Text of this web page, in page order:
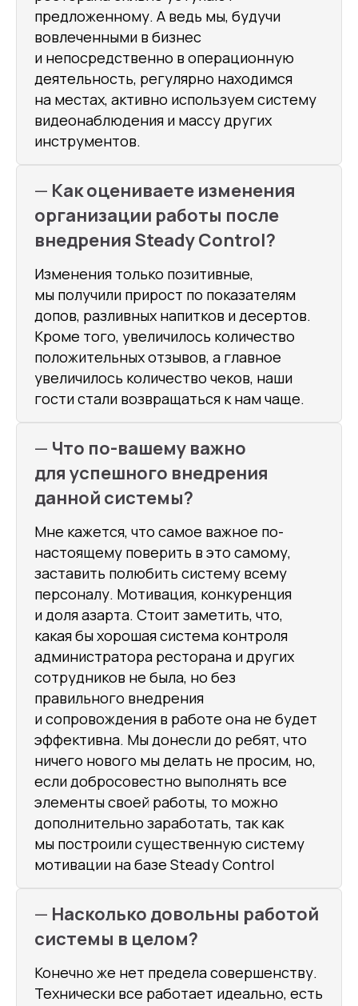
предложенному. А ведь мы, будучи
вовлеченными в бизнес
и непосредственно в операционную
деятельность, регулярно находимся
на местах, активно используем систему
видеонаблюдения и массу других
инструментов.
— Как оцениваете изменения
организации работы после
внедрения Steady Control?
Изменения только позитивные,
мы получили прирост по показателям
допов, разливных напитков и десертов.
Кроме того, увеличилось количество
положительных отзывов, а главное
увеличилось количество чеков, наши
гости стали возвращаться к нам чаще.
— Что по-вашему важно
для успешного внедрения
данной системы?
Мне кажется, что самое важное по-
настоящему поверить в это самому,
заставить полюбить систему всему
персоналу. Мотивация, конкуренция
и доля азарта. Стоит заметить, что,
какая бы хорошая система контроля
администратора ресторана и других
сотрудников не была, но без
правильного внедрения
и сопровождения в работе она не будет
эффективна. Мы донесли до ребят, что
ничего нового мы делать не просим, но,
если добросовестно выполнять все
элементы своей работы, то можно
дополнительно заработать, так как
мы построили существенную систему
мотивации на базе Steady Control
— Насколько довольны работой
системы в целом?
Конечно же нет предела совершенству.
Технически все работает идеально, есть
Канал про эффективный
менеджмент
Email-рассылка с кейсами
Направления работы
SteadyControl
Быстрое обслуживание
Рестораны
Блог про управление
персоналом
О системе
Аналитика